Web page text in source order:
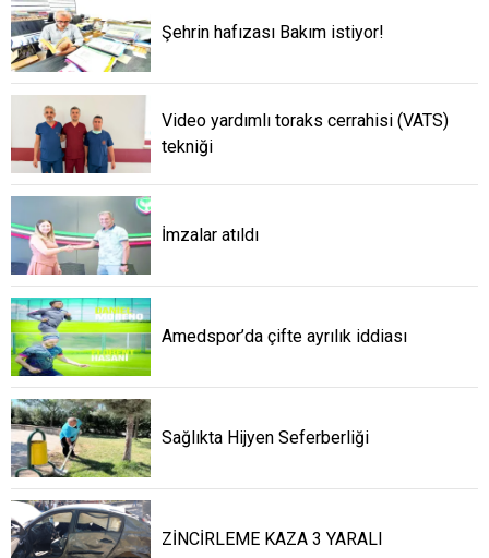
Şehrin hafızası Bakım istiyor!
Video yardımlı toraks cerrahisi (VATS)
tekniği
İmzalar atıldı
Amedspor’da çifte ayrılık iddiası
Sağlıkta Hijyen Seferberliği
ZİNCİRLEME KAZA 3 YARALI